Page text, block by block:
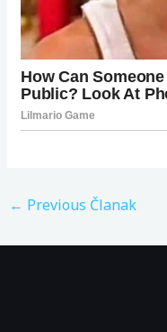
← Previous Članak